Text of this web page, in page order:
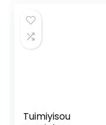
Tuimiyisou